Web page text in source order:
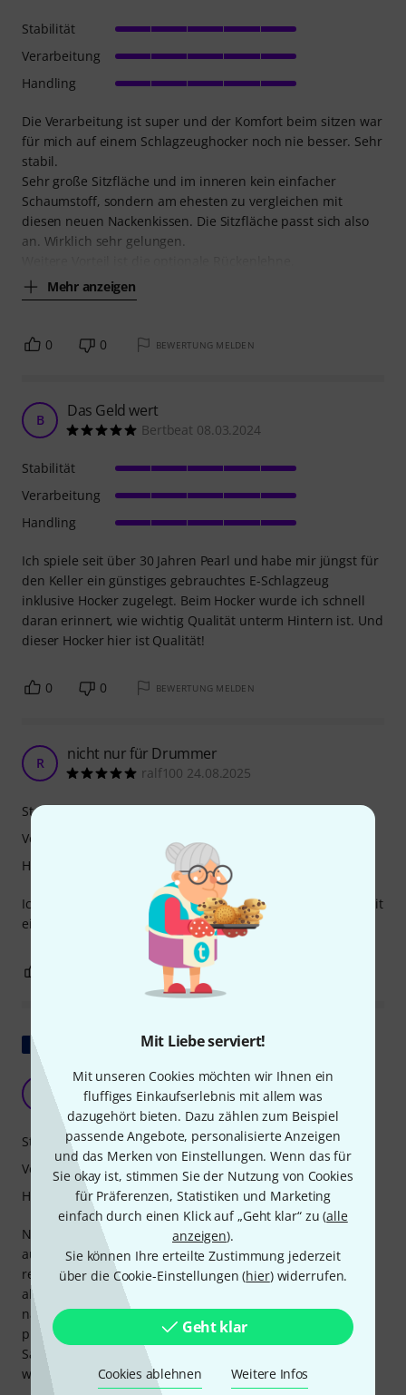
Mit Liebe serviert!
Mit unseren Cookies möchten wir Ihnen ein
fluffiges Einkaufserlebnis mit allem was
dazugehört bieten. Dazu zählen zum Beispiel
passende Angebote, personalisierte Anzeigen
und das Merken von Einstellungen. Wenn das für
Sie okay ist, stimmen Sie der Nutzung von Cookies
für Präferenzen, Statistiken und Marketing
einfach durch einen Klick auf „Geht klar“ zu (alle
anzeigen).
Sie können Ihre erteilte Zustimmung jederzeit
über die Cookie-Einstellungen (hier) widerrufen.
Geht klar
Cookies ablehnen Weitere Infos
Die Verarbeitung ist super und der Komfort beim sitzen war
für mich auf einem Schlagzeughocker noch nie besser. Sehr
stabil.
Sehr große Sitzfläche und im inneren kein einfacher
Schaumstoff, sondern am ehesten zu vergleichen mit
diesen neuen Nackenkissen. Die Sitzfläche passt sich also
an. Wirklich sehr gelungen.
Mehr anzeigen
Stabilität
Verarbeitung
Handling
0 0 BEWERTUNG MELDEN
B Das Geld wert
Bertbeat 08.03.2024
Ich spiele seit über 30 Jahren Pearl und habe mir jüngst für
den Keller ein günstiges gebrauchtes E-Schlagzeug
inklusive Hocker zugelegt. Beim Hocker wurde ich schnell
daran erinnert, wie wichtig Qualität unterm Hintern ist. Und
dieser Hocker hier ist Qualität!
Stabilität
Verarbeitung
Handling
0 0 BEWERTUNG MELDEN
R nicht nur für Drummer
ralf100 24.08.2025
Ich benutze den Hocker zum Gitarre spielen. Zusammen mit
einer Fußbank ein flexibles Setup mit sehr bequem Sitz.
Stabilität
Verarbeitung
Handling
BEWERTUNG MELDEN
Original zeigen
Sehr guter Drumhocker
stephbosquet 14.09.2023
Nachdem ich diesen Hocker in einer Musikschule
ausprobieren durfte, war ich sofort begeistert. Wegen des
recht hohen Preises zögerte ich zunächst, ihn zu kaufen,
aber da ich wusste, was mich erwartet, gab ich schließlich
nach. Er ist sehr bequem und stabil, und man kann
problemlos lange darauf spielen. Ich hatte zuvor
Sattelhocker ausprobiert, die aber letztendlich nicht
wirklich zu mir passten.
Stabilität
Verarbeitung
Handling